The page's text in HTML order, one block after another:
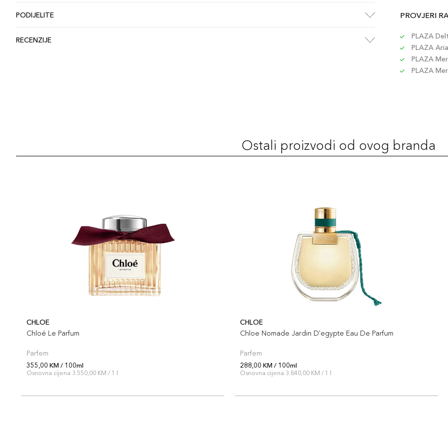
PODIJELITE
RECENZIJE
PROVJERI
PLAZA
PLAZA
PLAZA
PLAZA
Ostali proizvodi od ovog branda
CHLOE
Chloé Le Parfum
Parfem
355,00 KM / 100ml
Osnovna cijena 3.550,00 KM / 1 l
CHLOE
Chloe Nomade Jardin D'egypte Eau De Parfum
Parfem
288,00 KM / 100ml
Osnovna cijena 3.840,00 KM / 1 l